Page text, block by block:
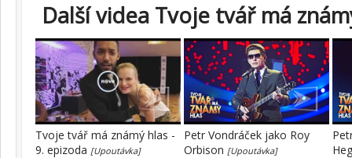
Další videa Tvoje tvář má
Tvoje tvář má známý hlas -
9. epizoda [Upoutávka]
Petr Vondráček jako Roy
Orbison [Upoutávka]